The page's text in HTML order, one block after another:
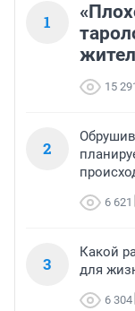
1
15
2
6 621
3
Какой
для
6 304